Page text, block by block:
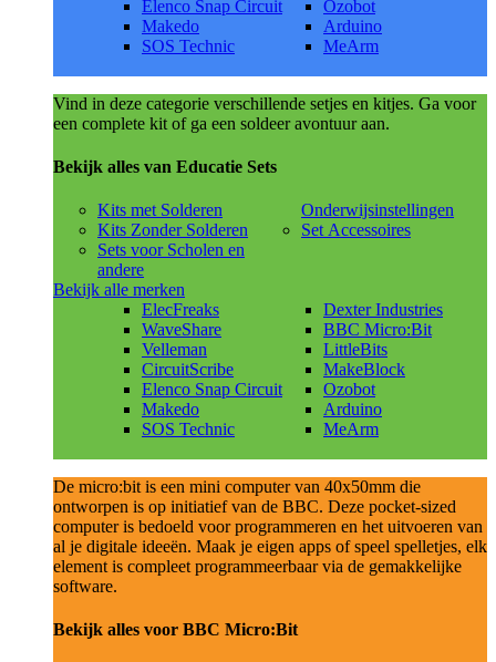
Elenco Snap Circuit
Makedo
SOS Technic
Ozobot
Arduino
MeArm
Vind in deze categorie verschillende setjes en kitjes. Ga voor
een complete kit of ga een soldeer avontuur aan.
Bekijk alles van Educatie Sets
Kits met Solderen
Kits Zonder Solderen
Sets voor Scholen en
andere
Onderwijsinstellingen
Set Accessoires
Bekijk alle merken
ElecFreaks
WaveShare
Velleman
CircuitScribe
Elenco Snap Circuit
Makedo
SOS Technic
Dexter Industries
BBC Micro:Bit
LittleBits
MakeBlock
Ozobot
Arduino
MeArm
De micro:bit is een mini computer van 40x50mm die
ontworpen is op initiatief van de BBC. Deze pocket-sized
computer is bedoeld voor programmeren en het uitvoeren van
al je digitale ideeën. Maak je eigen apps of speel spelletjes, elk
element is compleet programmeerbaar via de gemakkelijke
software.
Bekijk alles voor BBC Micro:Bit